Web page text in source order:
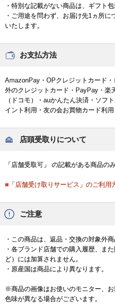
・特別な記載がない商品は、ギフト包
・ご用途を問わず、お届け先1ヵ所
いたします。
お支払方法
AmazonPay・OPクレジットカード
外のクレジットカード・PayPay・楽
（ドコモ）・auかんたん決済・ソフ
イント利用・友の会お買物カード利用
店頭受取りについて
「店舗受取可」 の記載がある商品の
■「店舗受け取りサービス」のご利用
ご注意
・この商品は、返品・交換の対象外商
・各ブランド店舗での購入履歴、ま
ど）には加算されません。
・原産国は商品により異なります。
※商品の画像はお使いのモニター、
色味が異なる場合がございます。